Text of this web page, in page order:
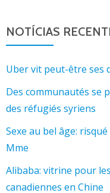
NOTÍCIAS
Uber vit peut-être ses
Des communautés se
des réfugiés syriens
Sexe au bel âge:
Mme
Alibaba: vitrine pour
canadiennes en Chine